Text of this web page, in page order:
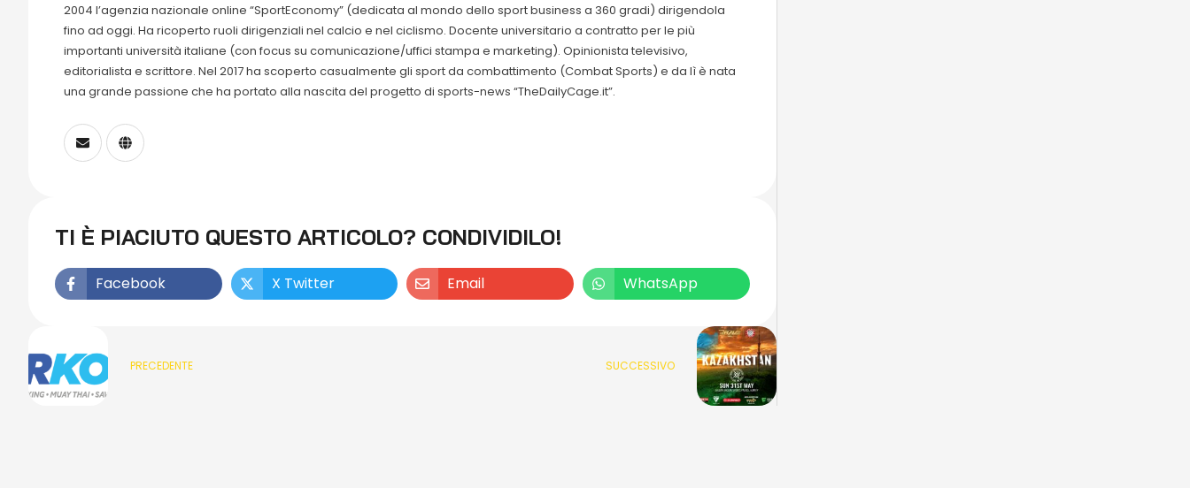
2004 l’agenzia nazionale online “SportEconomy” (dedicata al mondo dello sport business a 360 gradi) dirigendola
fino ad oggi. Ha ricoperto ruoli dirigenziali nel calcio e nel ciclismo. Docente universitario a contratto per le più
importanti università italiane (con focus su comunicazione/uffici stampa e marketing). Opinionista televisivo,
editorialista e scrittore. Nel 2017 ha scoperto casualmente gli sport da combattimento (Combat Sports) e da lì è nata
una grande passione che ha portato alla nascita del progetto di sports-news “TheDailyCage.it”.
TI È PIACIUTO QUESTO ARTICOLO? CONDIVIDILO!
Facebook X Twitter Email WhatsApp
PRECEDENTE SUCCESSIVO